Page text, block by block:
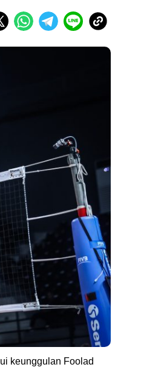
keunggulan Foolad